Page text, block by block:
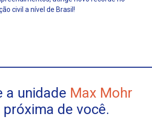
civil a nível de Brasil!
a unidade Max Mohr
próxima de você.